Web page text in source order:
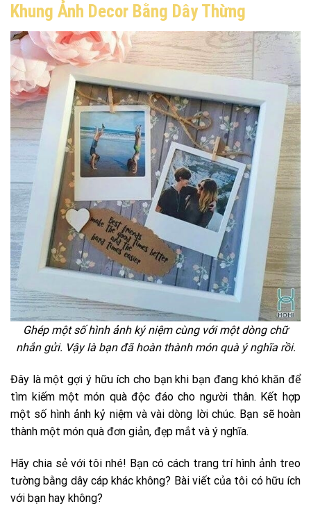
Khung Ảnh Decor Bằng Dây Thừng
Ghép một số hình ảnh ký niệm cùng với một dòng chữ
nhắn gửi. Vậy là bạn đã hoàn thành món quà ý nghĩa rồi.
Đây là một gợi ý hữu ích cho bạn khi bạn đang khó khăn để
tìm kiếm một món quà độc đáo cho người thân. Kết hợp
một số hình ảnh kỷ niệm và vài dòng lời chúc. Bạn sẽ hoàn
thành một món quà đơn giản, đẹp mắt và ý nghĩa.
Hãy chia sẻ với tôi nhé! Bạn có cách trang trí hình ảnh treo
tường bằng dây cáp khác không? Bài viết của tôi có hữu ích
với bạn hay không?